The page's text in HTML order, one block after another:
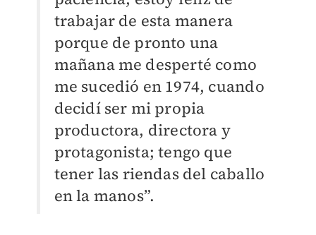
trabajar de esta manera
porque de pronto una
mañana me desperté como
me sucedió en 1974, cuando
decidí ser mi propia
productora, directora y
protagonista; tengo que
tener las riendas del caballo
en la manos”.